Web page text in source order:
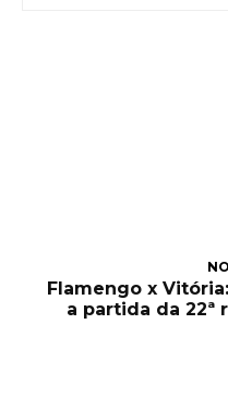
Flamengo x
a partida da 22ª